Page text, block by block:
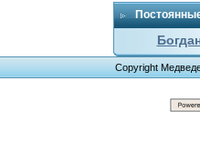
Copyright